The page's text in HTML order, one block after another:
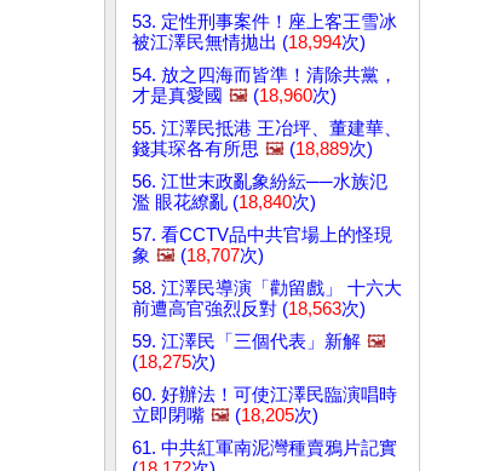
53. 定性刑事案件！座上客王雪冰
被江澤民無情拋出 (18,994次)
54. 放之四海而皆準！清除共黨，
才是真愛國 🖼️ (18,960次)
55. 江澤民抵港 王冶坪、董建華、
錢其琛各有所思 🖼️ (18,889次)
56. 江世末政亂象紛紜──水族氾
濫 眼花繚亂 (18,840次)
57. 看CCTV品中共官場上的怪現
象 🖼️ (18,707次)
58. 江澤民導演「勸留戲」 十六大
前遭高官強烈反對 (18,563次)
59. 江澤民「三個代表」新解 🖼️
(18,275次)
60. 好辦法！可使江澤民臨演唱時
立即閉嘴 🖼️ (18,205次)
61. 中共紅軍南泥灣種賣鴉片記實